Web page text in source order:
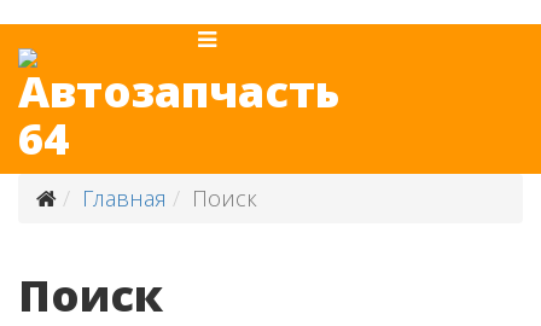
Главная Поиск
Поиск